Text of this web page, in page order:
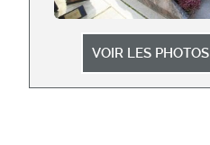
VOIR LES PHOTOS